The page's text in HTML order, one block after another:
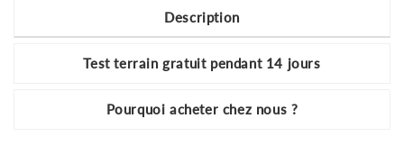
Description
Test terrain gratuit pendant 14 jours
Pourquoi acheter chez nous ?